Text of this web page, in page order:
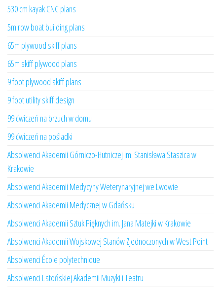
530 cm kayak CNC plans
5m row boat building plans
65m plywood skiff plans
65m skiff plywood plans
9 foot plywood skiff plans
9 foot utility skiff design
99 ćwiczeń na brzuch w domu
99 ćwiczeń na pośladki
Absolwenci Akademii Górniczo-Hutniczej im. Stanisława Staszica w
Krakowie
Absolwenci Akademii Medycyny Weterynaryjnej we Lwowie
Absolwenci Akademii Medycznej w Gdańsku
Absolwenci Akademii Sztuk Pięknych im. Jana Matejki w Krakowie
Absolwenci Akademii Wojskowej Stanów Zjednoczonych w West Point
Absolwenci École polytechnique
Absolwenci Estońskiej Akademii Muzyki i Teatru